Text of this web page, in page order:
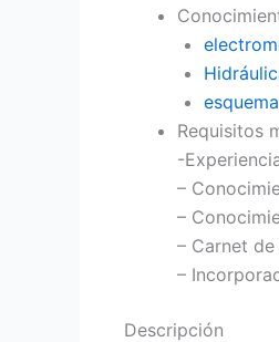
Requisitos
-
–
–
– Carnet
–
Descripción